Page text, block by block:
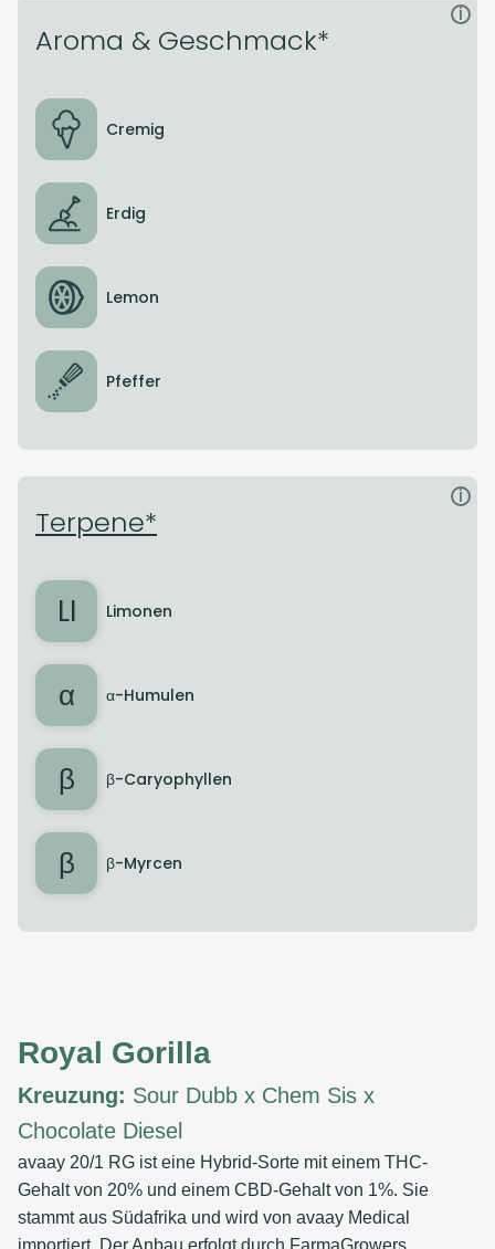
Aroma & Geschmack*
i
Cremig
Erdig
Lemon
Pfeffer
Terpene*
i
LI Limonen
α α-Humulen
β β-Caryophyllen
β β-Myrcen
Royal Gorilla
Kreuzung: Sour Dubb x Chem Sis x
Chocolate Diesel
avaay 20/1 RG ist eine Hybrid-Sorte mit einem THC-
Gehalt von 20% und einem CBD-Gehalt von 1%. Sie
stammt aus Südafrika und wird von avaay Medical
importiert. Der Anbau erfolgt durch FarmaGrowers.